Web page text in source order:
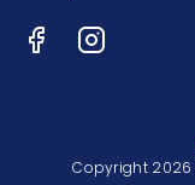
FacebookInstagram
Copyright 2026